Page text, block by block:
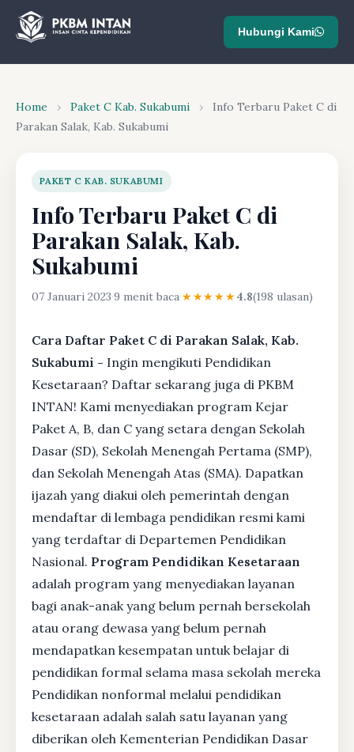
Hubungi Kami
Home › Paket C Kab. Sukabumi ›
Info Terbaru Paket C di
Parakan Salak, Kab. Sukabumi
PAKET C KAB. SUKABUMI
Info Terbaru Paket C di
Parakan Salak, Kab.
Sukabumi
07 Januari 2023·9 menit baca·★★★★★4.8(198 ulasan)
Cara Daftar Paket C di Parakan Salak, Kab.
Sukabumi - Ingin mengikuti Pendidikan
Kesetaraan? Daftar sekarang juga di PKBM
INTAN! Kami menyediakan program Kejar
Paket A, B, dan C yang setara dengan Sekolah
Dasar (SD), Sekolah Menengah Pertama (SMP),
dan Sekolah Menengah Atas (SMA). Dapatkan
ijazah yang diakui oleh pemerintah dengan
mendaftar di lembaga pendidikan resmi kami
yang terdaftar di Departemen Pendidikan
Nasional. Program Pendidikan Kesetaraan
adalah program yang menyediakan layanan
bagi anak-anak yang belum pernah bersekolah
atau orang dewasa yang belum pernah
mendapatkan kesempatan untuk belajar di
pendidikan formal selama masa sekolah mereka
Pendidikan nonformal melalui pendidikan
kesetaraan adalah salah satu layanan yang
diberikan oleh Kementerian Pendidikan Dasar